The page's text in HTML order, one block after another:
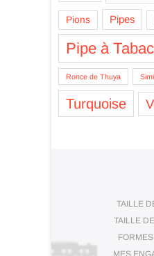
Pions Pipes
Pipe à Tabac
Ronce de Thuya
Turquoise
TAILLE
TAILLE